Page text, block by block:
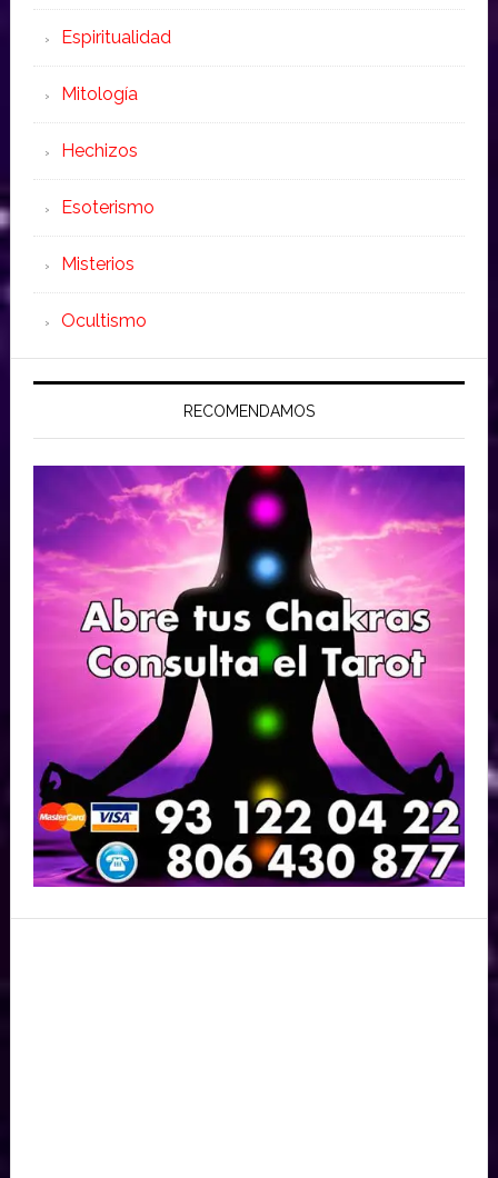
Espiritualidad
Mitología
Hechizos
Esoterismo
Misterios
Ocultismo
RECOMENDAMOS